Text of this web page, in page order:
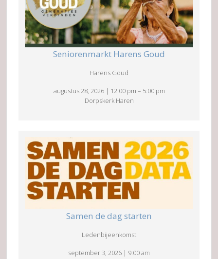
Seniorenmarkt Harens Goud
Harens Goud
augustus 28, 2026 | 12:00 pm – 5:00 pm
Dorpskerk Haren
Samen de dag starten
Ledenbijeenkomst
september 3, 2026 | 9:00 am